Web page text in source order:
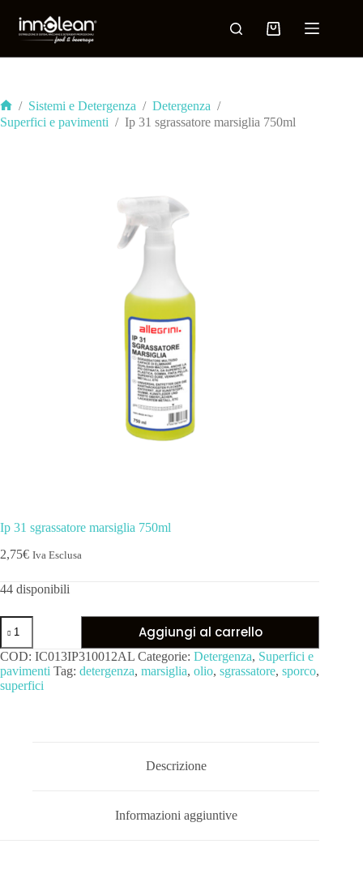
/ Sistemi e Detergenza / Detergenza /
Superfici e pavimenti / Ip 31 sgrassatore marsiglia 750ml
Ip 31 sgrassatore marsiglia 750ml
2,75€ Iva Esclusa
44 disponibili
Aggiungi al carrello
COD: IC013IP310012AL Categorie: Detergenza, Superfici e
pavimenti Tag: detergenza, marsiglia, olio, sgrassatore, sporco,
superfici
Descrizione
Informazioni aggiuntive